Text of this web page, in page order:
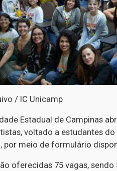
/ IC Unicamp
Estadual de Campinas
voltado a estudantes
por meio de formulário
oferecidas 75 vagas,